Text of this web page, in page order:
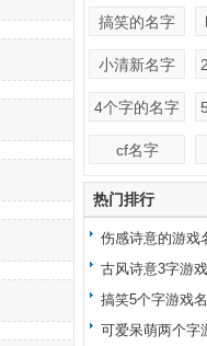
搞笑的名字
小清新名字
4个字的名字
cf名字
热门排行
伤感诗意的游戏
古风诗意3字游
搞笑5个字游戏
可爱呆萌两个字